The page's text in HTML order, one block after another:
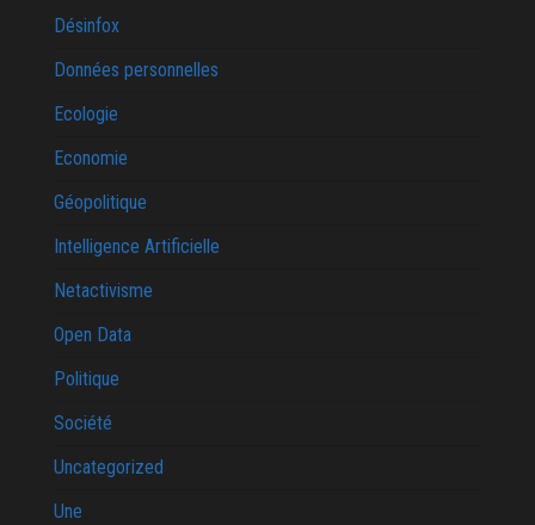
Désinfox
Données personnelles
Ecologie
Economie
Géopolitique
Intelligence Artificielle
Netactivisme
Open Data
Politique
Société
Uncategorized
Une